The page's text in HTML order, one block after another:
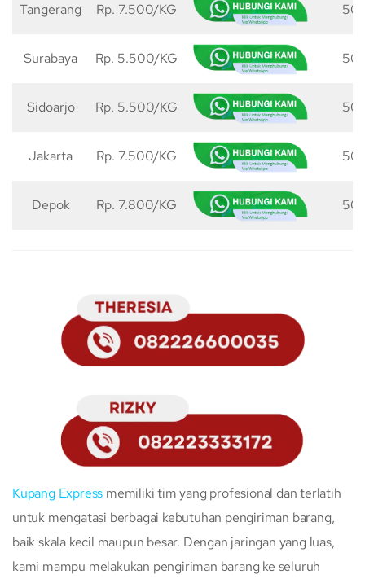
Tangerang Rp. 7.500/KG 50
Surabaya Rp. 5.500/KG 50
Sidoarjo Rp. 5.500/KG 50
Jakarta Rp. 7.500/KG 50
Depok Rp. 7.800/KG 50
Kupang Express memiliki tim yang profesional dan terlatih
untuk mengatasi berbagai kebutuhan pengiriman barang,
baik skala kecil maupun besar. Dengan jaringan yang luas,
kami mampu melakukan pengiriman barang ke seluruh